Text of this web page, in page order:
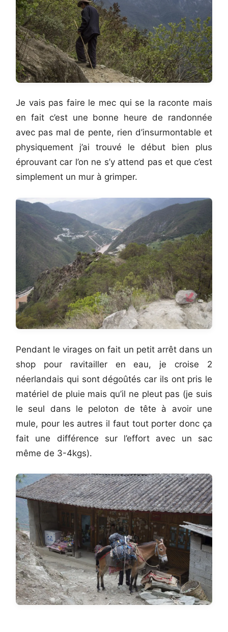
Je vais pas faire le mec qui se la raconte mais
en fait c’est une bonne heure de randonnée
avec pas mal de pente, rien d’insurmontable et
physiquement j’ai trouvé le début bien plus
éprouvant car l’on ne s’y attend pas et que c’est
simplement un mur à grimper.
Pendant le virages on fait un petit arrêt dans un
shop pour ravitailler en eau, je croise 2
néerlandais qui sont dégoûtés car ils ont pris le
matériel de pluie mais qu’il ne pleut pas (je suis
le seul dans le peloton de tête à avoir une
mule, pour les autres il faut tout porter donc ça
fait une différence sur l’effort avec un sac
même de 3-4kgs).